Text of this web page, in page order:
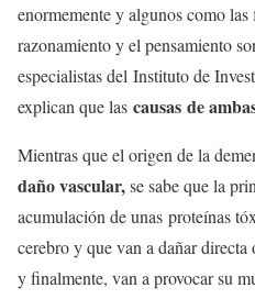
enormemente y algunos como
razonamiento y el pensamiento
especialistas del Instituto de
explican que las causas de
Mientras que el origen de la
daño vascular,se sabe que la
acumulación de unas proteínas
cerebro y que van a dañar
y finalmente, van a provocar su